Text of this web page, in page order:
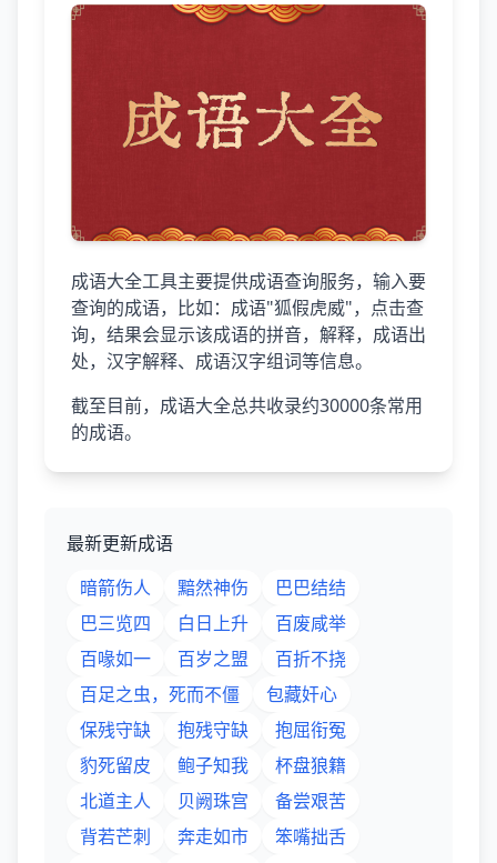
成语大全工具主要提供成语查询服务，输入要
查询的成语，比如：成语"狐假虎威"，点击查
询，结果会显示该成语的拼音，解释，成语出
处，汉字解释、成语汉字组词等信息。
截至目前，成语大全总共收录约30000条常用
的成语。
最新更新成语
暗箭伤人
黯然神伤
巴巴结结
巴三览四
白日上升
百废咸举
百喙如一
百岁之盟
百折不挠
百足之虫，死而不僵
包藏奸心
保残守缺
抱残守缺
抱屈衔冤
豹死留皮
鲍子知我
杯盘狼籍
北道主人
贝阙珠宫
备尝艰苦
背若芒刺
奔走如市
笨嘴拙舌